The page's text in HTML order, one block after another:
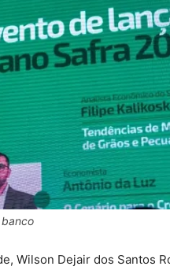
Wilson Dejair dos Santos